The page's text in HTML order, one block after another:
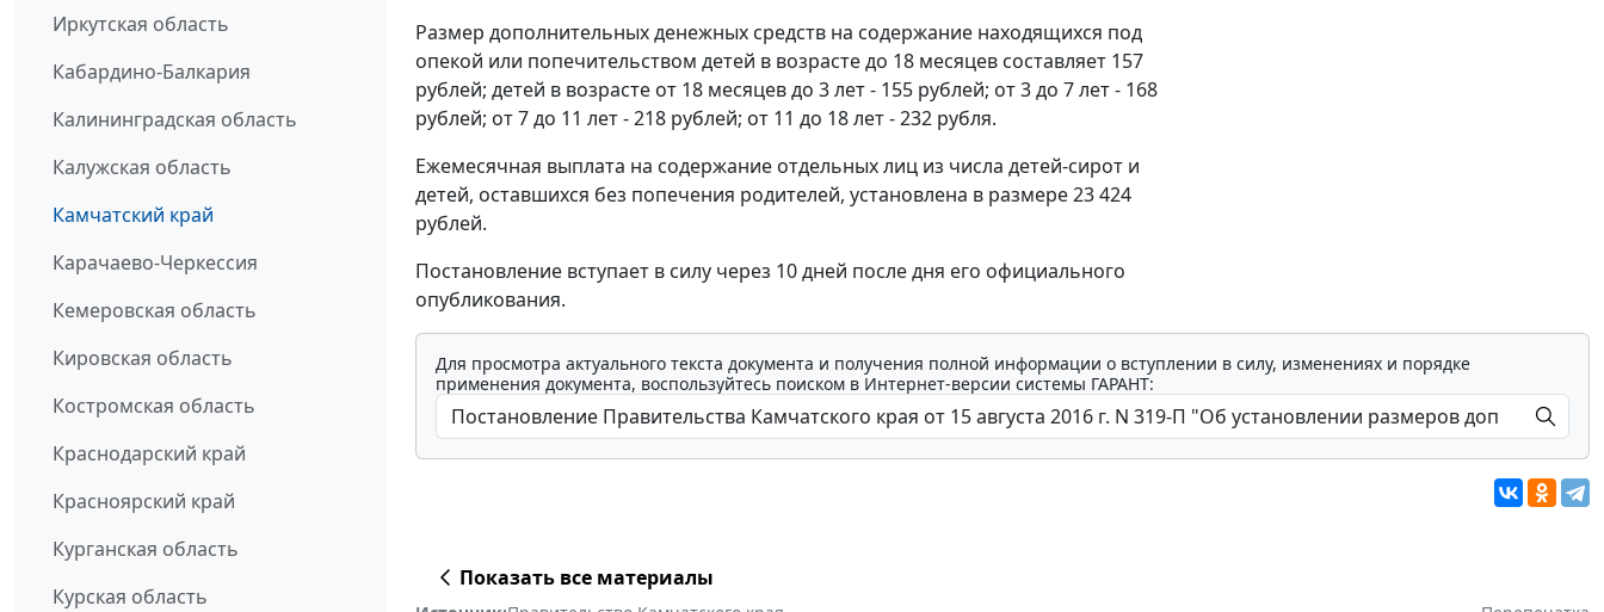
Иркутская область
Кабардино-Балкария
Калининградская область
Калужская область
Камчатский край
Карачаево-Черкессия
Кемеровская область
Кировская область
Костромская область
Краснодарский край
Красноярский край
Курганская область
Курская область
Размер дополнительных денежных средств на содержание находящихся под
опекой или попечительством детей в возрасте до 18 месяцев составляет 157
рублей; детей в возрасте от 18 месяцев до 3 лет - 155 рублей; от 3 до 7 лет - 168
рублей; от 7 до 11 лет - 218 рублей; от 11 до 18 лет - 232 рубля.
Ежемесячная выплата на содержание отдельных лиц из числа детей-сирот и
детей, оставшихся без попечения родителей, установлена в размере 23 424
рублей.
Постановление вступает в силу через 10 дней после дня его официального
опубликования.
Для просмотра актуального текста документа и получения полной информации о вступлении в силу, изменениях и порядке
применения документа, воспользуйтесь поиском в Интернет-версии системы ГАРАНТ:
Показать все материалы